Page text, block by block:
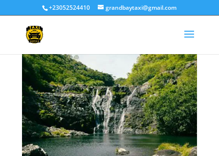
+23052524410 grandbaytaxi@gmail.com